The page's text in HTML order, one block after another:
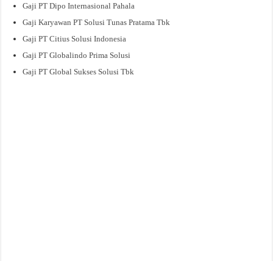
Gaji PT Dipo Internasional Pahala
Gaji Karyawan PT Solusi Tunas Pratama Tbk
Gaji PT Citius Solusi Indonesia
Gaji PT Globalindo Prima Solusi
Gaji PT Global Sukses Solusi Tbk